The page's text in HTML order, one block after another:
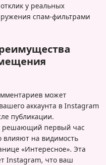
у реальных
спам-фильтрами
может
аккаунта в Instagram
публикации.
решающий первый час
влияют на видимость
«Интересное». Эта
Instagram, что ваш